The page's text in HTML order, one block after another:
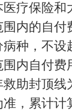
疗保险和
内的自付
种，不设
内自付费
助封顶线
，累计计